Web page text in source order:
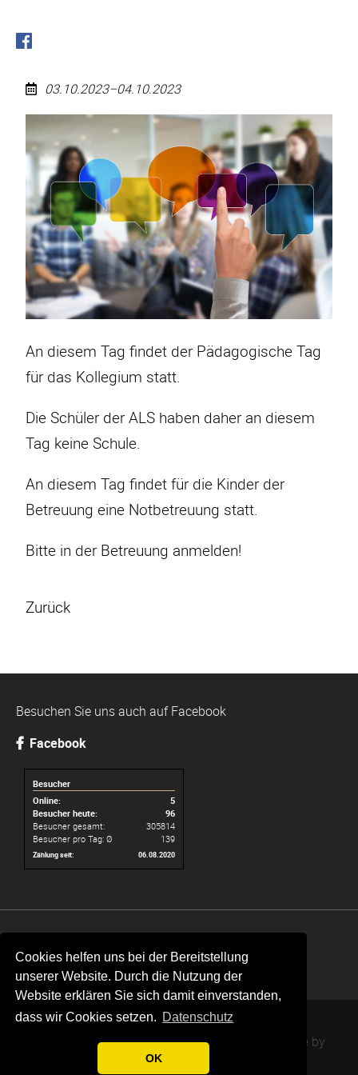
Cookies helfen uns bei der Bereitstellung
unserer Website. Durch die Nutzung der
Website erklären Sie sich damit einverstanden,
dass wir Cookies setzen. Datenschutz
OK
03.10.2023–04.10.2023
Pädagogischer
Tag
An diesem Tag findet der Pädagogische Tag
für das Kollegium statt.
Die Schüler der ALS haben daher an diesem
Tag keine Schule.
An diesem Tag findet für die Kinder der
Betreuung eine Notbetreuung statt.
Bitte in der Betreuung anmelden!
Zurück
Besuchen Sie uns auch auf Facebook
Facebook
Besucher
Online:
5
Besucher heute:
96
Besucher gesamt:
305814
Besucher pro Tag: Ø
139
Zählung seit: 06.08.2020
Navigation
überspringen
Impressum
Datenschutz
© Astrid-Lindgren-Schule / 2026 / Nature Theme by
contao-themes.net